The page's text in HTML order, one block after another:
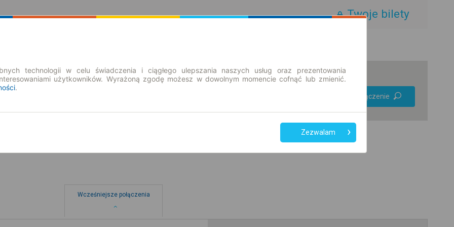
Twoje bilety
Znajdź połączenie
Wcześniejsze połączenia
technologii w celu świadczenia i ciągłego ulepszania naszych usług oraz prezentowania
użytkowników. Wyrażoną zgodę możesz w dowolnym momencie cofnąć lub zmienić.
.
Zezwalam